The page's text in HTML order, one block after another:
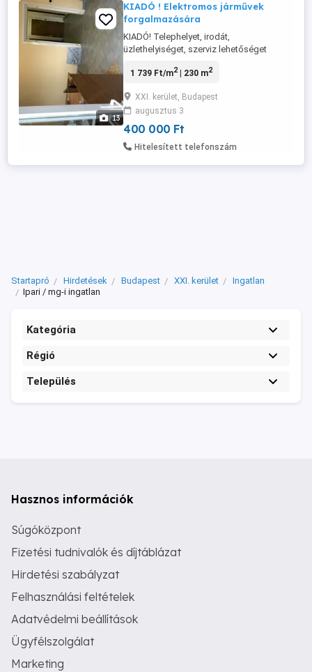
13
KIADÓ ! Elektromos járművek
forgalmazására
KIADÓ! Telephelyet, irodát,
üzlethelyiséget, szerviz lehetőséget
járművek forgalmazására ,javítására !
forgalmas főútvonalán 80 nm üzlet, 4
helyiség alatta 150 nm terület 2,3 magas
4,75 m ajtó, targoncával járható temperált
1 739 Ft/m2| 230 m2
XXI. kerület, Budapest
augusztus 3
400 000 Ft
Hitelesített telefonszám
Startapró Hirdetések Budapest XXI. kerület
Ingatlan
Ipari / mg-i ingatlan
Kategória
Régió
Település
Hasznos információk
Súgóközpont
Fizetési tudnivalók és díjtáblázat
Hirdetési szabályzat
Felhasználási feltételek
Adatvédelmi beállítások
Ügyfélszolgálat
Marketing